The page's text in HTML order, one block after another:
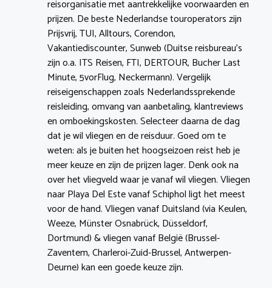
reisorganisatie met aantrekkelijke voorwaarden en
prijzen. De beste Nederlandse touroperators zijn
Prijsvrij, TUI, Alltours, Corendon,
Vakantiediscounter, Sunweb (Duitse reisbureau’s
zijn o.a. ITS Reisen, FTI, DERTOUR, Bucher Last
Minute, 5vorFlug, Neckermann). Vergelijk
reiseigenschappen zoals Nederlandssprekende
reisleiding, omvang van aanbetaling, klantreviews
en omboekingskosten. Selecteer daarna de dag
dat je wil vliegen en de reisduur. Goed om te
weten: als je buiten het hoogseizoen reist heb je
meer keuze en zijn de prijzen lager. Denk ook na
over het vliegveld waar je vanaf wil vliegen. Vliegen
naar Playa Del Este vanaf Schiphol ligt het meest
voor de hand. Vliegen vanaf Duitsland (via Keulen,
Weeze, Münster Osnabrück, Düsseldorf,
Dortmund) & vliegen vanaf België (Brussel-
Zaventem, Charleroi-Zuid-Brussel, Antwerpen-
Deurne) kan een goede keuze zijn.